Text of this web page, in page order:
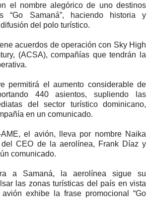
el nombre alegórico de uno destinos
“Go Samaná”, haciendo historia y
del polo turístico.
acuerdos de operación con Sky High
(ACSA), compañías que tendrán la
permitirá el aumento considerable de
440 asientos, supliendo las
del sector turístico dominicano,
en un comunicado.
el avión, lleva por nombre Naika
CEO de la aerolínea, Frank Díaz y
comunicado.
a Samaná, la aerolínea sigue su
las zonas turísticas del país en vista
exhibe la frase promocional “Go